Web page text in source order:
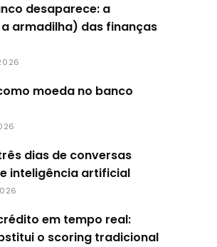
desaparece: a
armadilha) das finanças
moeda no banco
dias de conversas
inteligência artificial
em tempo real:
o scoring tradicional